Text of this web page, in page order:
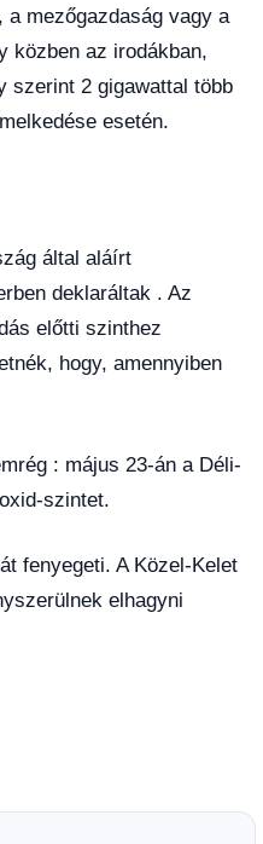
mezőgazdaság vagy a
közben az irodákban,
szerint 2 gigawattal több
esetén.
által aláírt
deklaráltak . Az
előtti szinthez
hogy, amennyiben
: május 23-án a Déli-
szintet.
fenyegeti. A Közel-Kelet
elhagyni